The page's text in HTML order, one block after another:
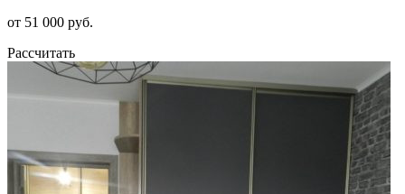
от 51 000 руб.
Рассчитать